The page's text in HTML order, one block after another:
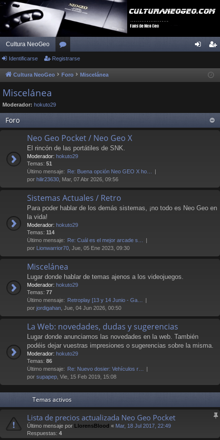
Cultura NeoGeo
or
os ist
e
Identificarse Registrarse
Cultura NeoGeo Foro Miscelánea
Miscelánea
Moderador: hokuto29
Foro
Neo Geo Pocket / Neo Geo X
El rincón de las portátiles de SNK.
Moderador: hokuto29
Temas: 51
Último mensaje: Re: Buena opción Neo GEO X ho…
por hilir23630 , Mar, 07 Abr 2026, 09:56
Sistemas Actuales / Retro
Para poder hablar de los demás sistemas, ¡no todo es Neo Geo en
la vida!
Moderador: hokuto29
Temas: 114
Último mensaje: Re: Cuál es el mejor arcade s…
por Lionwarrior70 , Jue, 05 Ene 2023, 09:30
Miscelánea
Lugar donde hablar de temas ajenos a los videojuegos.
Moderador: hokuto29
Temas: 77
Último mensaje: Retroplay [13 y 14 Junio - Ga…
por jordigahan , Jue, 04 Jun 2026, 00:50
La Web: novedades, dudas y sugerencias
Lugar donde anunciamos las novedades en la web. También
podéis dejar vuestras impresiones o sugerencias sobre la misma.
Moderador: hokuto29
Temas: 86
Último mensaje: Re: Nuevo dosier: Vehículos r…
por supapep , Vie, 15 Feb 2019, 15:08
Temas activos
Lista de precios actualizada Neo Geo Pocket
Último mensaje por LlorensBlood « Mar, 18 Jul 2017, 22:49
Respuestas: 4